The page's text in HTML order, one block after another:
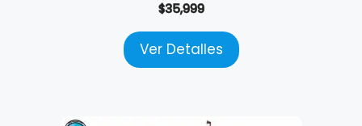
$35,999
Ver Detalles